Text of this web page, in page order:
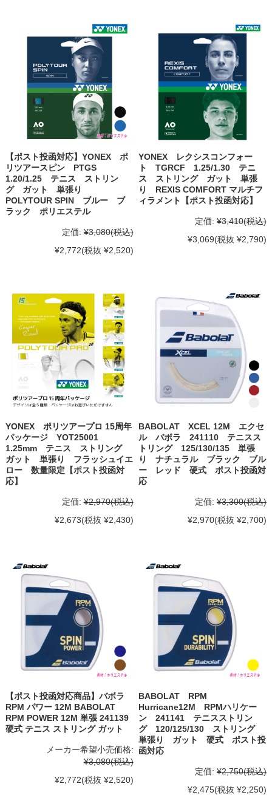
【ポスト投函対応】YONEX ポ
リツアースピン PTGS
1.20/1.25 テニス ストリン
グ ガット 単張り
POLYTOUR SPIN ブルー ブ
ラック ポリエステル
定価: ¥3,080(税込)
¥2,772(税抜 ¥2,520)
YONEX レクシスコンフォー
ト TGRCF 1.25/1.30 テニ
ス ストリング ガット 単張
り REXIS COMFORT マルチフ
ィラメント【ポスト投函対応】
定価: ¥3,410(税込)
¥3,069(税抜 ¥2,790)
YONEX ポリツアープロ 15周年
パッケージ YOT25001
1.25mm テニス ストリング
ガット 単張り フラッシュイエ
ロー 数量限定【ポスト投函対
応】
定価: ¥2,970(税込)
¥2,673(税抜 ¥2,430)
BABOLAT XCEL 12M エクセ
ル バボラ 241110 テニスス
トリング 125/130/135 単張
り ナチュラル ブラック ブル
ー レッド 硬式 ポスト投函対
応
定価: ¥3,300(税込)
¥2,970(税抜 ¥2,700)
【ポスト投函対応商品】バボラ
RPM パワー 12M BABOLAT
RPM POWER 12M 単張 241139
硬式 テニス ストリング ガット
メーカー希望小売価格:
¥3,080(税込)
¥2,772(税抜 ¥2,520)
BABOLAT RPM
Hurricane12M RPMハリケー
ン 241141 テニスストリン
グ 120/125/130 ストリング
単張り ガット 硬式 ポスト投
函対応
定価: ¥2,750(税込)
¥2,475(税抜 ¥2,250)